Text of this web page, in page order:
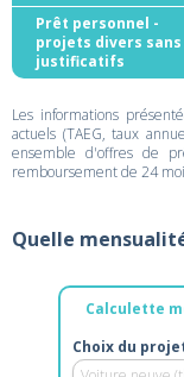
Prêt personnel -
projets divers sans
justificatifs
Les informations
actuels (TAEG, taux
ensemble d'offres de
remboursement de 24
Quelle
Calculette
Choix du